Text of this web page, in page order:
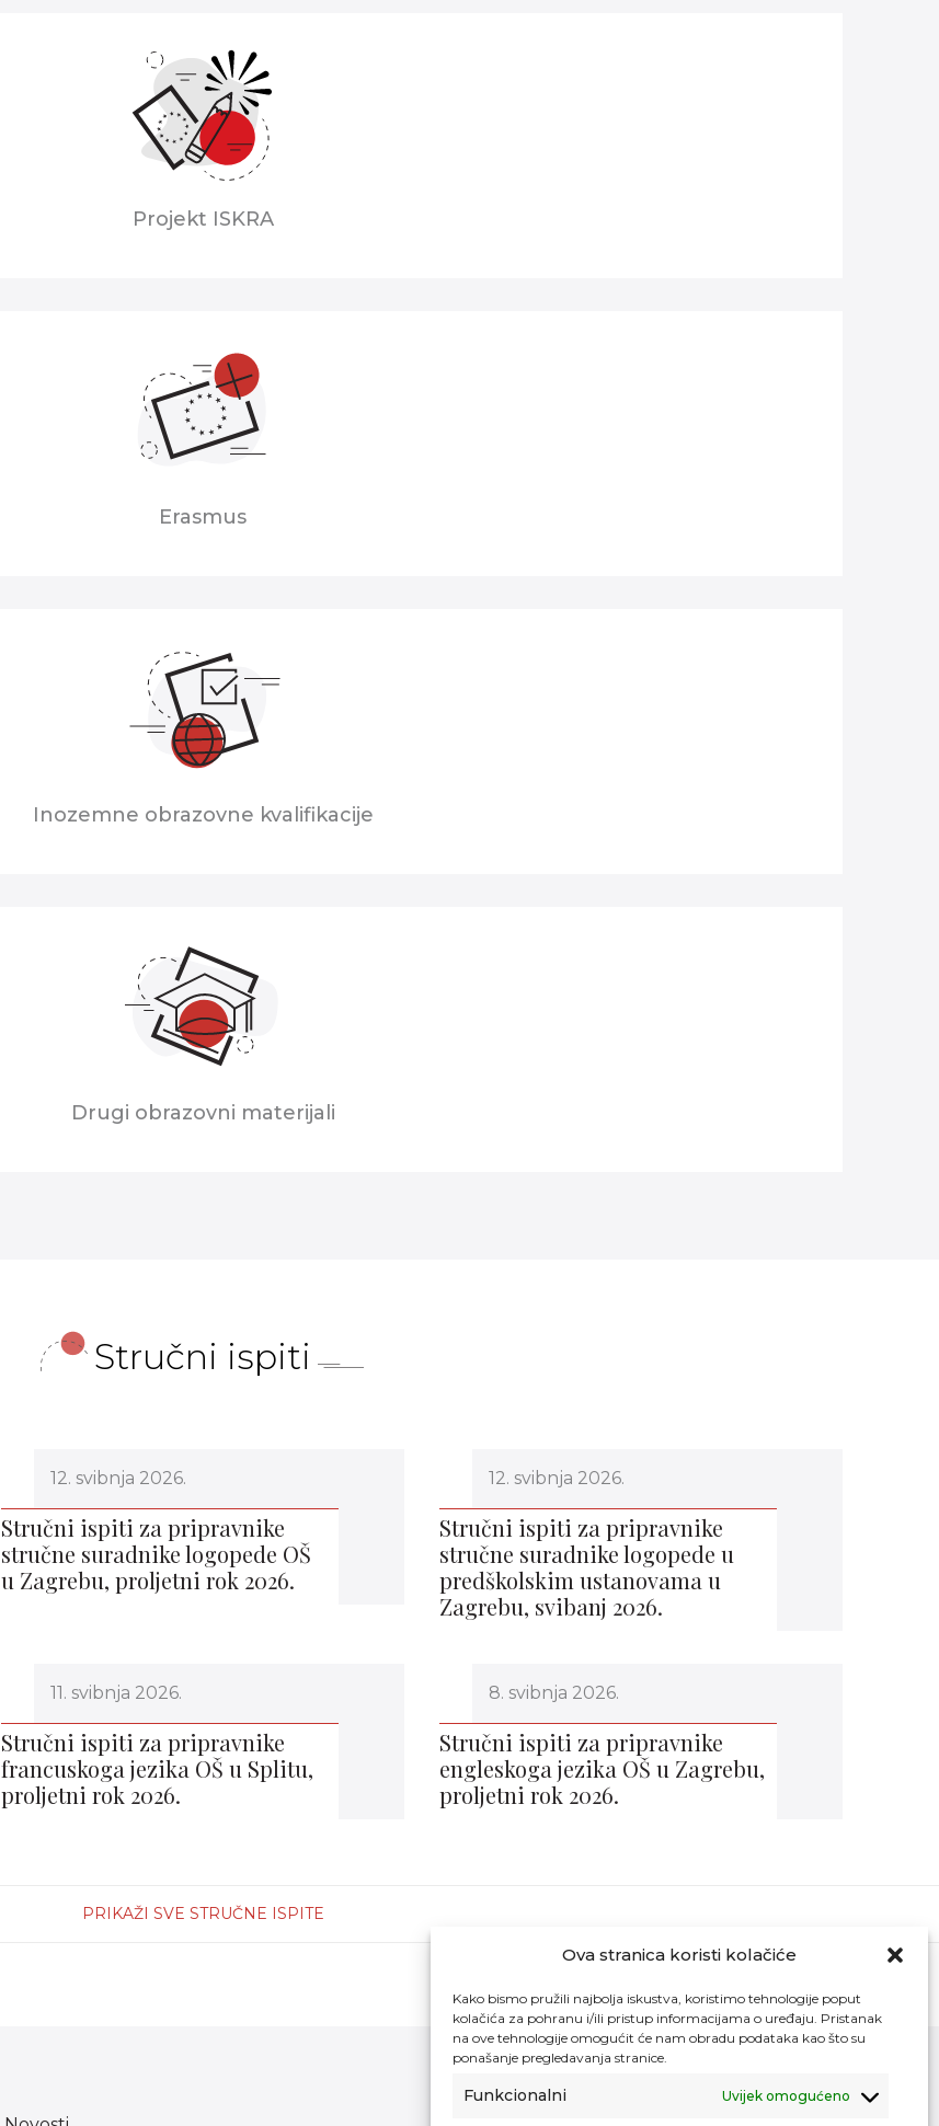
Ova stranica koristi kolačiće
Kako bismo pružili najbolja iskustva, koristimo tehnologije poput
kolačića za pohranu i/ili pristup informacijama o uređaju. Pristanak
na ove tehnologije omogućit će nam obradu podataka kao što su
ponašanje pregledavanja stranice.
Funkcionalni Uvijek omogućeno
Projekt ISKRA
Erasmus
Inozemne obrazovne kvalifikacije
Drugi obrazovni materijali
Stručni ispiti
12. svibnja 2026.
Stručni ispiti za pripravnike
stručne suradnike logopede OŠ
u Zagrebu, proljetni rok 2026.
12. svibnja 2026.
Stručni ispiti za pripravnike
stručne suradnike logopede u
predškolskim ustanovama u
Zagrebu, svibanj 2026.
11. svibnja 2026.
Stručni ispiti za pripravnike
francuskoga jezika OŠ u Splitu,
proljetni rok 2026.
8. svibnja 2026.
Stručni ispiti za pripravnike
engleskoga jezika OŠ u Zagrebu,
proljetni rok 2026.
PRIKAŽI SVE STRUČNE ISPITE